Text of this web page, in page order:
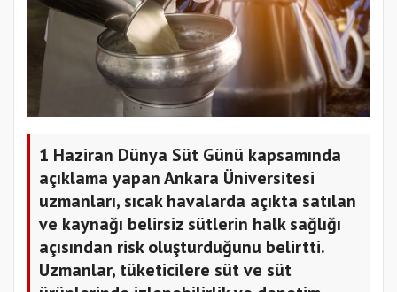
1 Haziran Dünya Süt Günü kapsamında
açıklama yapan Ankara Üniversitesi
uzmanları, sıcak havalarda açıkta satılan
ve kaynağı belirsiz sütlerin halk sağlığı
açısından risk oluşturduğunu belirtti.
Uzmanlar, tüketicilere süt ve süt